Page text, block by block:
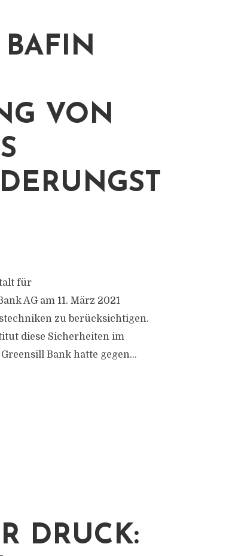
VON
für
AG am 11. März 2021
zu berücksichtigen.
diese Sicherheiten im
Bank hatte gegen...
DRUCK: